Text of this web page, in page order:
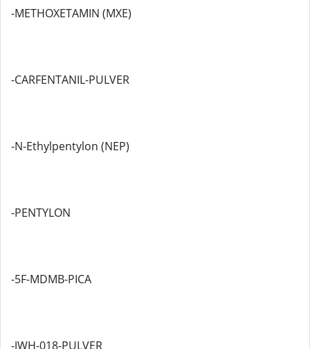
-METHOXETAMIN (MXE)
-CARFENTANIL-PULVER
-N-Ethylpentylon (NEP)
-PENTYLON
-5F-MDMB-PICA
-JWH-018-PULVER